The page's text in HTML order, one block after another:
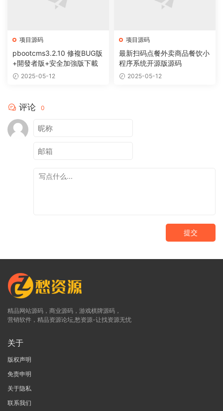
项目源码
pbootcms3.2.10 修複BUG版
+開發者版+安全加強版下載
2025-05-12
项目源码
最新扫码点餐外卖商品餐饮小
程序系统开源版源码
2025-05-12
评论 0
提交
精品网站源码，商业源码，游戏棋牌源码，
营销软件，精品资源论坛,愁资源-让找资源无忧
关于
版权声明
免责申明
关于隐私
联系我们